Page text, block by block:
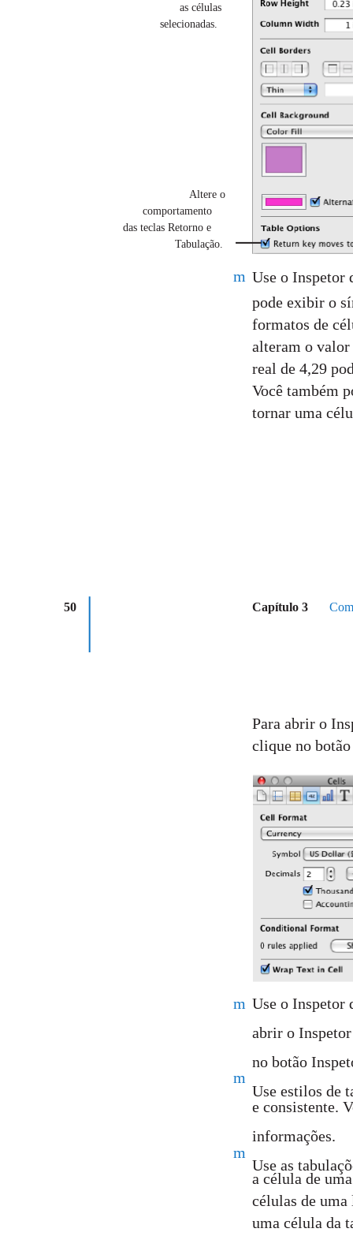
as células
selecionadas.
Altere o
comportamento
das teclas Retorno e
Tabulação.
Use o Inspetor
m
pode exibir o
formatos de
alteram o valor
real de 4,29
Você também
tornar uma
50 Capítulo 3
Para abrir o
clique no
Use o Inspetor
m
abrir o
no botão
Use estilos de
m
e consistente.
informações.
Use as
m
a célula de
células de
uma célula da